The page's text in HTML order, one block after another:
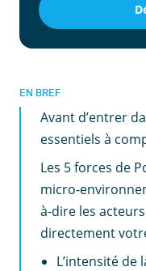
EN BREF
Avant d’entrer
essentiels à
Les 5 forces de
micro-
à-dire les
directement
L’intensité de